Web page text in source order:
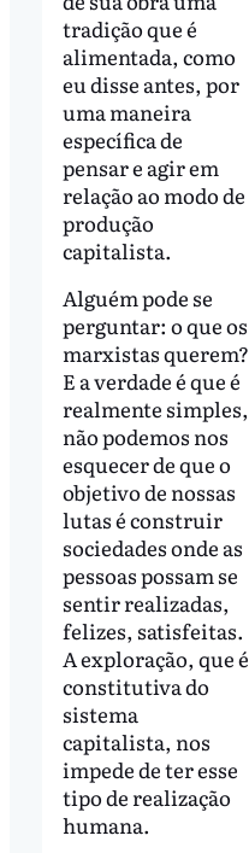
tradição que é
alimentada, como
eu disse antes, por
uma maneira
específica de
pensar e agir em
relação ao modo de
produção
capitalista.
Alguém pode se
perguntar: o que os
marxistas querem?
E a verdade é que é
realmente simples,
não podemos nos
esquecer de que o
objetivo de nossas
lutas é construir
sociedades onde as
pessoas possam se
sentir realizadas,
felizes, satisfeitas.
A exploração, que é
constitutiva do
sistema
capitalista, nos
impede de ter esse
tipo de realização
humana.